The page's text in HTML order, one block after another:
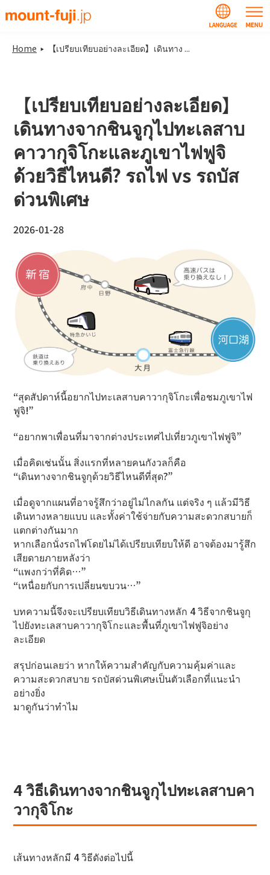
Home 【เปรียบเทียบอย่างละเอียด】เดินทาง ...
【เปรียบเทียบอย่างละเอียด】
เดินทางจากชินจูกุไปทะเลสาบ
คาวากุจิโกะและภูเขาไฟฟูจิ
ด้วยวิธีไหนดี? รถไฟ vs รถบัส
ด่วนพิเศษ
2026-01-28
“สุดสัปดาห์นี้อยากไปทะเลสาบคาวากุจิโกะเพื่อชมภูเขาไฟ
ฟูจิ!”
“อยากพาเพื่อนที่มาจากต่างประเทศไปเที่ยวภูเขาไฟฟูจิ”
เมื่อคิดเช่นนั้น สิ่งแรกที่หลายคนกังวลก็คือ
“เดินทางจากชินจูกุด้วยวิธีไหนดีที่สุด?”
เมื่อดูจากแผนที่อาจรู้สึกว่าอยู่ไม่ไกลกัน แต่จริง ๆ แล้วมีวิธี
เดินทางหลายแบบ และทั้งค่าใช้จ่ายกับความสะดวกสบายก็
แตกต่างกันมาก
หากเลือกนั่งรถไฟโดยไม่ได้เปรียบเทียบให้ดี อาจต้องมารู้สึก
เสียดายภายหลังว่า
“แพงกว่าที่คิด…”
“เหนื่อยกับการเปลี่ยนขบวน…”
บทความนี้จึงจะเปรียบเทียบวิธีเดินทางหลัก 4 วิธีจากชินจูกุ
ไปยังทะเลสาบคาวากุจิโกะและพื้นที่ภูเขาไฟฟูจิอย่าง
ละเอียด
สรุปก่อนเลยว่า หากให้ความสำคัญกับความคุ้มค่าและ
ความสะดวกสบาย รถบัสด่วนพิเศษเป็นตัวเลือกที่แนะนำ
อย่างยิ่ง
มาดูกันว่าทำไม
4 วิธีเดินทางจากชินจูกุไปทะเลสาบคา
วากุจิโกะ
เส้นทางหลักมี 4 วิธีดังต่อไปนี้